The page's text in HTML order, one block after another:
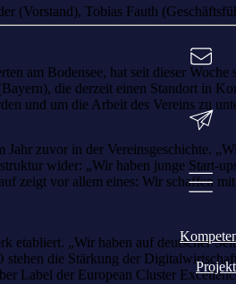
(Vorstand), Tobias Fauth
am Bodensee, hat seit dieser
die derzeit einen Standort in
und um die Arbeit des Vereins zu
zuvor in der Vereinsgeschichte.
wider: „Wir haben junge Start-
zeigt vor allem eines: Wir schaffen
etabliert. „Wir haben auf deutscher
die Stärkung der
Label der European Cluster